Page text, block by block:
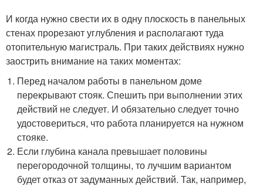
И когда нужно свести их в одну плоскость в панельных
стенах прорезают углубления и располагают туда
отопительную магистраль. При таких действиях нужно
заострить внимание на таких моментах:
Перед началом работы в панельном доме
перекрывают стояк. Спешить при выполнении этих
действий не следует. И обязательно следует точно
удостовериться, что работа планируется на нужном
стояке.
Если глубина канала превышает половины
перегородочной толщины, то лучшим вариантом
будет отказ от задуманных действий. Так, например,